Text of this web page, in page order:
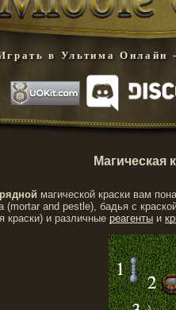
в Ультима
Магическая
магической краски вам
(mortar and pestle), бадья с
краски) и различные реагенты и